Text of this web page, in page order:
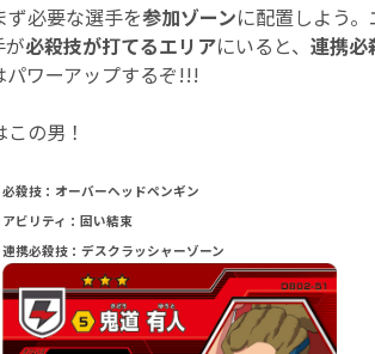
必要な選手を参加ゾーンに配置しよう
が必殺技が打てるエリアにいると、 連携必
パワーアップするぞ!!!
の男！
必殺技：オーバーヘッドペンギン
アビリティ：固い結束
連携必殺技：デスクラッシャーゾーン